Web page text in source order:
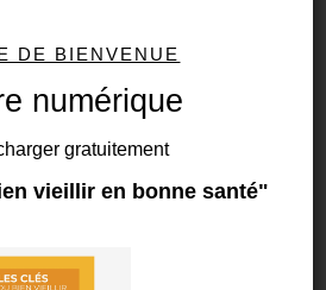
alimentaire ?
DE BIENVENUE
numérique
gratuitement
vieillir en bonne santé"